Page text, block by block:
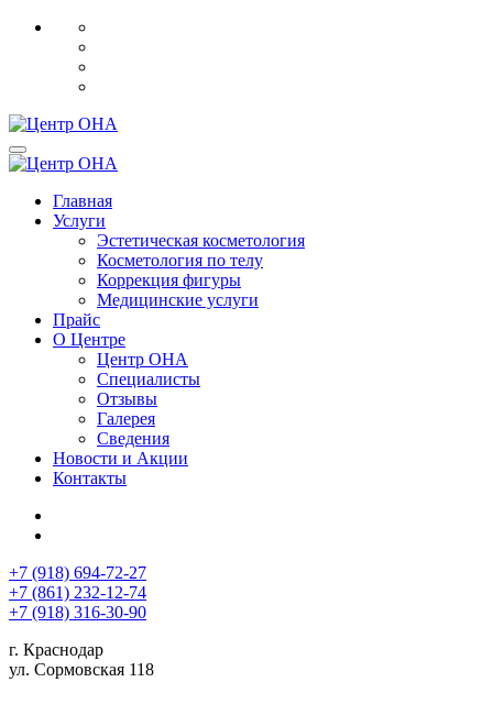
Главная
Услуги
Эстетическая косметология
Косметология по телу
Коррекция фигуры
Медицинские услуги
Прайс
О Центре
Центр ОНА
Специалисты
Отзывы
Галерея
Сведения
Новости и Акции
Контакты
+7 (918) 694-72-27
+7 (861) 232-12-74
+7 (918) 316-30-90
г. Краснодар
ул. Сормовская 118